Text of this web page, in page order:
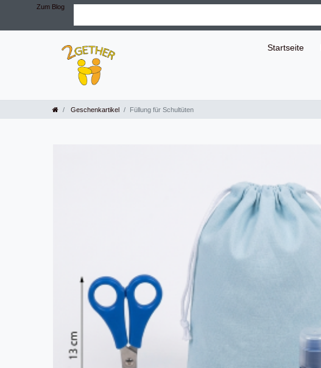
Zum Blog
Startseite
Geschenkartikel Füllung für Schultüten